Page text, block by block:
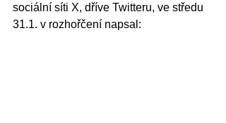
sociální síti X, dříve Twitteru, ve středu
31.1. v rozhořčení napsal: